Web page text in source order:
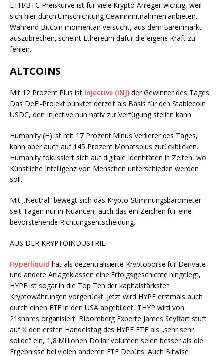
ETH/BTC Preiskurve ist für viele Krypto Anleger wichtig, weil
sich hier durch Umschichtung Gewinnmitnahmen anbieten.
Während Bitcoin momentan versucht, aus dem Bärenmarkt
auszubrechen, scheint Ethereum dafür die eigene Kraft zu
fehlen.
ALTCOINS
Mit 12 Prozent Plus ist Injective (INJ) der Gewinner des Tages.
Das DeFi-Projekt punktet derzeit als Basis für den Stablecoin
USDC, den Injective nun nativ zur Verfügung stellen kann
Humanity (H) ist mit 17 Prozent Minus Verlierer des Tages,
kann aber auch auf 145 Prozent Monatsplus zurückblicken.
Humanity fokussiert sich auf digitale Identitäten in Zeiten, wo
Künstliche Intelligenz von Menschen unterschieden werden
soll.
Mit „Neutral“ bewegt sich das Krypto-Stimmungsbarometer
seit Tagen nur in Nuancen, auch das ein Zeichen für eine
bevorstehende Richtungsentscheidung.
AUS DER KRYPTOINDUSTRIE
Hyperliquid hat als dezentralisierte Kryptobörse für Derivate
und andere Anlageklassen eine Erfolgsgeschichte hingelegt,
HYPE ist sogar in die Top Ten der kapitalstärksten
Kryptowährungen vorgerückt. Jetzt wird HYPE erstmals auch
durch einen ETF in den USA abgebildet, THYP wird von
21shares organisiert. Bloomberg Experte James Seyffart stuft
aufX den ersten Handelstag des HYPE ETF als „sehr sehr
solide“ ein, 1,8 Millionen Dollar Volumen seien besser als die
Ergebnisse bei vielen anderen ETF Debüts. Auch Bitwise